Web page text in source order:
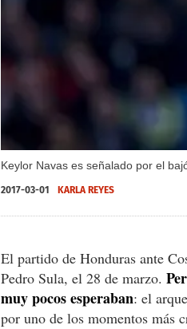
Keylor Navas es señalado por el
2017-03-01 KARLA REYES
El partido de Honduras ante
Pedro Sula, el 28 de marzo.
muy pocos esperaban: el
por uno de los momentos más